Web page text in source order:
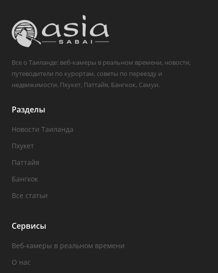
Все о Таиланде: веб-камеры в реальном времени, новости,
путеводители по курортам, советы по переезду и
недвижимости. Пхукет, Паттайя, Бангкок, Самуи.
Разделы
Новости Таиланда
Пхукет
Паттайя
Бангкок
Все статьи
Сервисы
Веб-камеры в реальном времени
О нас